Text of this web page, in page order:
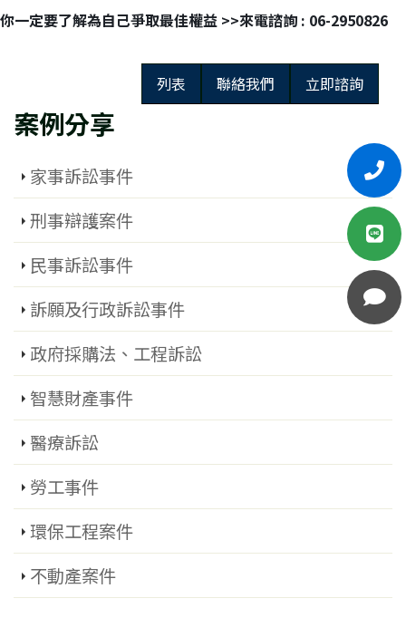
案例分享
家事訴訟事件
刑事辯護案件
民事訴訟事件
訴願及行政訴訟事件
政府採購法、工程訴訟
智慧財產事件
醫療訴訟
勞工事件
環保工程案件
不動產案件
你一定要了解為自己爭取最佳權益 >>來電諮詢 : 06-2950826
列表 聯絡我們 立即諮詢